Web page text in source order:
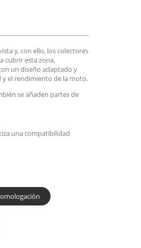
y, con ello, los colectores
cubrir esta zona,
un diseño adaptado y
el rendimiento de la moto.
se añaden partes de
una compatibilidad